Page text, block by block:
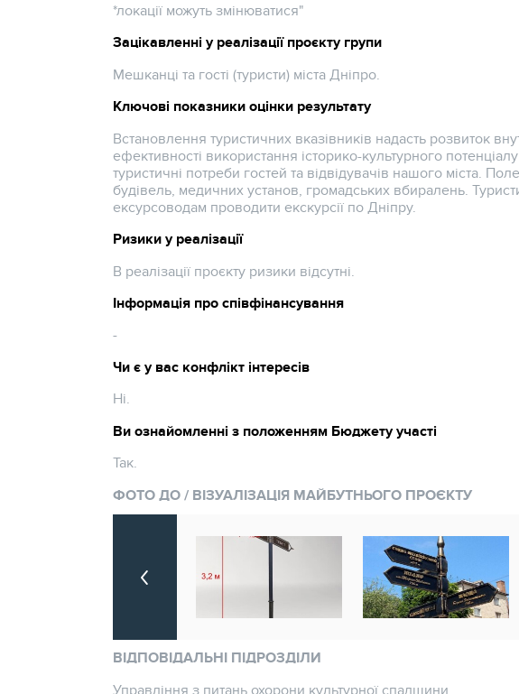
*локації можуть змінюватися"
Зацікавленні у реалізації проєкту групи
Мешканці та гості (туристи) міста Дніпро.
Ключові показники оцінки результату
Встановлення туристичних вказівників надасть розвиток
ефективності використання історико-культурного
туристичні потреби гостей та відвідувачів нашого міста.
будівель, медичних установ, громадських вбиралень.
ексурсоводам проводити екскурсії по Дніпру.
Ризики у реалізації
В реалізації проєкту ризики відсутні.
Інформація про співфінансування
-
Чи є у вас конфлікт інтересів
Ні.
Ви ознайомленні з положенням Бюджету участі
Так.
ФОТО ДО / ВІЗУАЛІЗАЦІЯ МАЙБУТНЬОГО ПРОЄКТУ
ВІДПОВІДАЛЬНІ ПІДРОЗДІЛИ
Управління з питань охорони культурної спадщини